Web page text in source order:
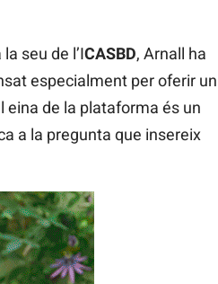
seu de l’ICASBD, Arnall ha
especialment per oferir un
eina de la plataforma és un
a la pregunta que insereix